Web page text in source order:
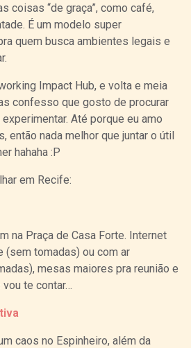
coisas “de graça”, como café,
É um modelo super
quem busca ambientes legais e
Impact Hub, e volta e meia
confesso que gosto de procurar
Até porque eu amo
então nada melhor que juntar o útil
hahaha :P
em Recife:
na Praça de Casa Forte. Internet
(sem tomadas) ou com ar
mesas maiores pra reunião e
te contar…
caos no Espinheiro, além da